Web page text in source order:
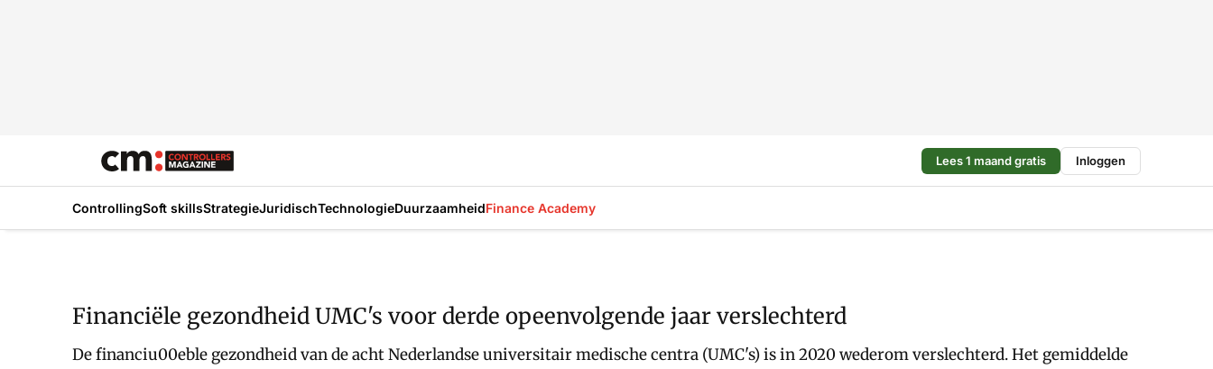
Lees 1 maand gratis Inloggen
ControllingSoft skillsStrategieJuridischTechnologieDuurzaamheidFinance Academy
Financiële gezondheid UMC's voor derde opeenvolgende jaar verslechterd
De financiu00eble gezondheid van de acht Nederlandse universitair medische centra (UMC's) is in 2020 wederom verslechterd. Het gemiddelde